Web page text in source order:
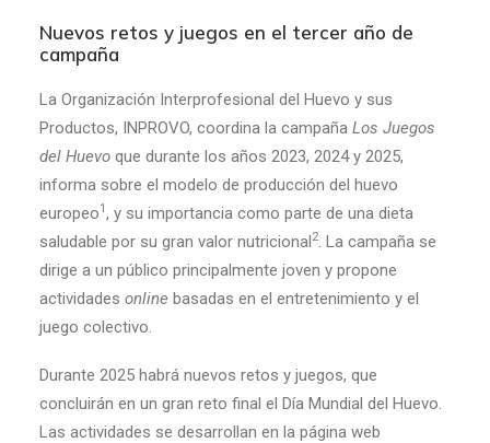
Nuevos retos y juegos en el tercer año de
campaña
La Organización Interprofesional del Huevo y sus
Productos, INPROVO, coordina la campaña Los Juegos
del Huevo que durante los años 2023, 2024 y 2025,
informa sobre el modelo de producción del huevo
europeo1 , y su importancia como parte de una dieta
saludable por su gran valor nutricional2. La campaña se
dirige a un público principalmente joven y propone
actividades online basadas en el entretenimiento y el
juego colectivo.
Durante 2025 habrá nuevos retos y juegos, que
concluirán en un gran reto final el Día Mundial del Huevo.
Las actividades se desarrollan en la página web